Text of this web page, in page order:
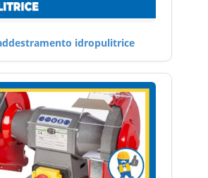
idropulitrice